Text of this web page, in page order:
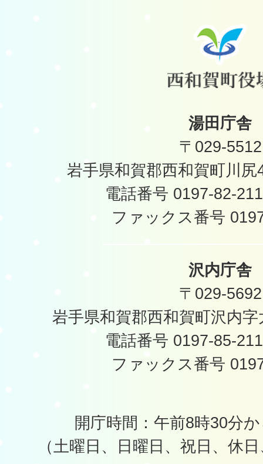
湯田庁舎
〒029-5512
岩手県和賀郡西和賀町川
電話番号 0197-82-
ファックス番号
沢内庁舎
〒029-5692
岩手県和賀郡西和賀町沢内
電話番号 0197-85-
ファックス番号
開庁時間：午前8時30分
（土曜日、日曜日、祝日、休